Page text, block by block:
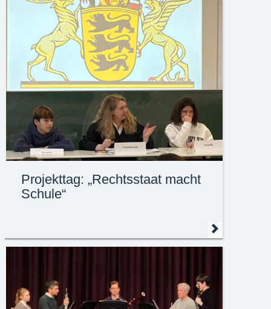
Freuen Sie sich auf ein buntes
Jubiläumsprogramm, Begegnungen mit
ehemaligen Klassenkamerad*innen und
spannende Einblicke in die Schulgeschichte.
Projekttag: „Rechtsstaat macht
Schule“